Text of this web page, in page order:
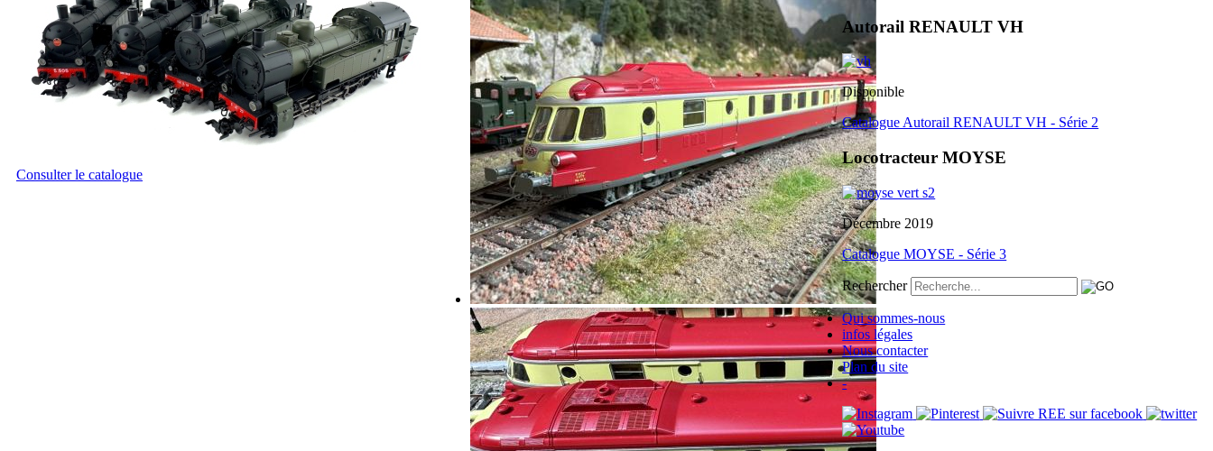
Consulter le catalogue
Autorail RENAULT VH
Disponible
Catalogue Autorail RENAULT VH - Série 2
Locotracteur MOYSE
Décembre 2019
Catalogue MOYSE - Série 3
Rechercher
Qui sommes-nous
infos légales
Nous contacter
Plan du site
-